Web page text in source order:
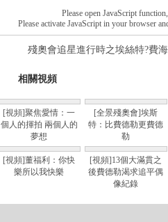
Please open JavaScript
Please activate JavaScript in your browser
殘奧會追星進行時之埃絲特?費
相關視頻
[視頻]聚焦愛情：一
個人的揮拍 兩個人的
夢想
[全景殘奧會]埃斯
特：比費德勒更費德
勒
[視頻]董福利：你快
樂所以我快樂
[視頻]13個大滿貫之
後費德勒渴求追平偶
像紀錄